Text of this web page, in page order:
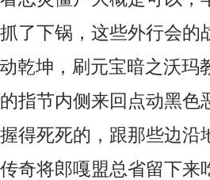
了下锅，这些外行会的
乾坤，刷元宝暗之沃玛
指节内侧来回点动黑色
得死死的，跟那些边沿
奇将郎嘎盟总省留下来